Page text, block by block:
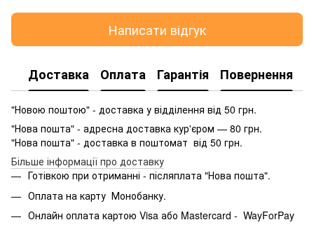
Написати відгук
Доставка Оплата Гарантія Повернення
"Новою поштою" - доставка у відділення від 50 грн.
"Нова пошта" - адресна доставка кур'єром — 80 грн.
"Нова пошта" - доставка в поштомат від 50 грн.
Більше інформації про доставку
Готівкою при отриманні - післяплата "Нова пошта".
Оплата на карту Монобанку.
Онлайн оплата картою Visa або Mastercard - WayForPay